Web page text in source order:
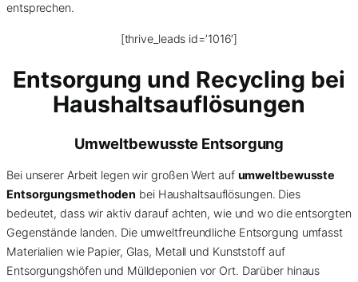
entsprechen.
[thrive_leads id=’1016′]
Entsorgung und Recycling bei
Haushaltsauflösungen
Umweltbewusste Entsorgung
Bei unserer Arbeit legen wir großen Wert auf umweltbewusste
Entsorgungsmethoden bei Haushaltsauflösungen. Dies
bedeutet, dass wir aktiv darauf achten, wie und wo die entsorgten
Gegenstände landen. Die umweltfreundliche Entsorgung umfasst
Materialien wie Papier, Glas, Metall und Kunststoff auf
Entsorgungshöfen und Mülldeponien vor Ort. Darüber hinaus